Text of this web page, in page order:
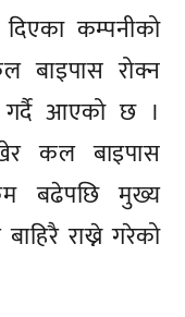
कम्पनीको
रोक्न
गर्दै आएको छ ।
कल बाइपास
बढेपछि मुख्य
राख्ने गरेको